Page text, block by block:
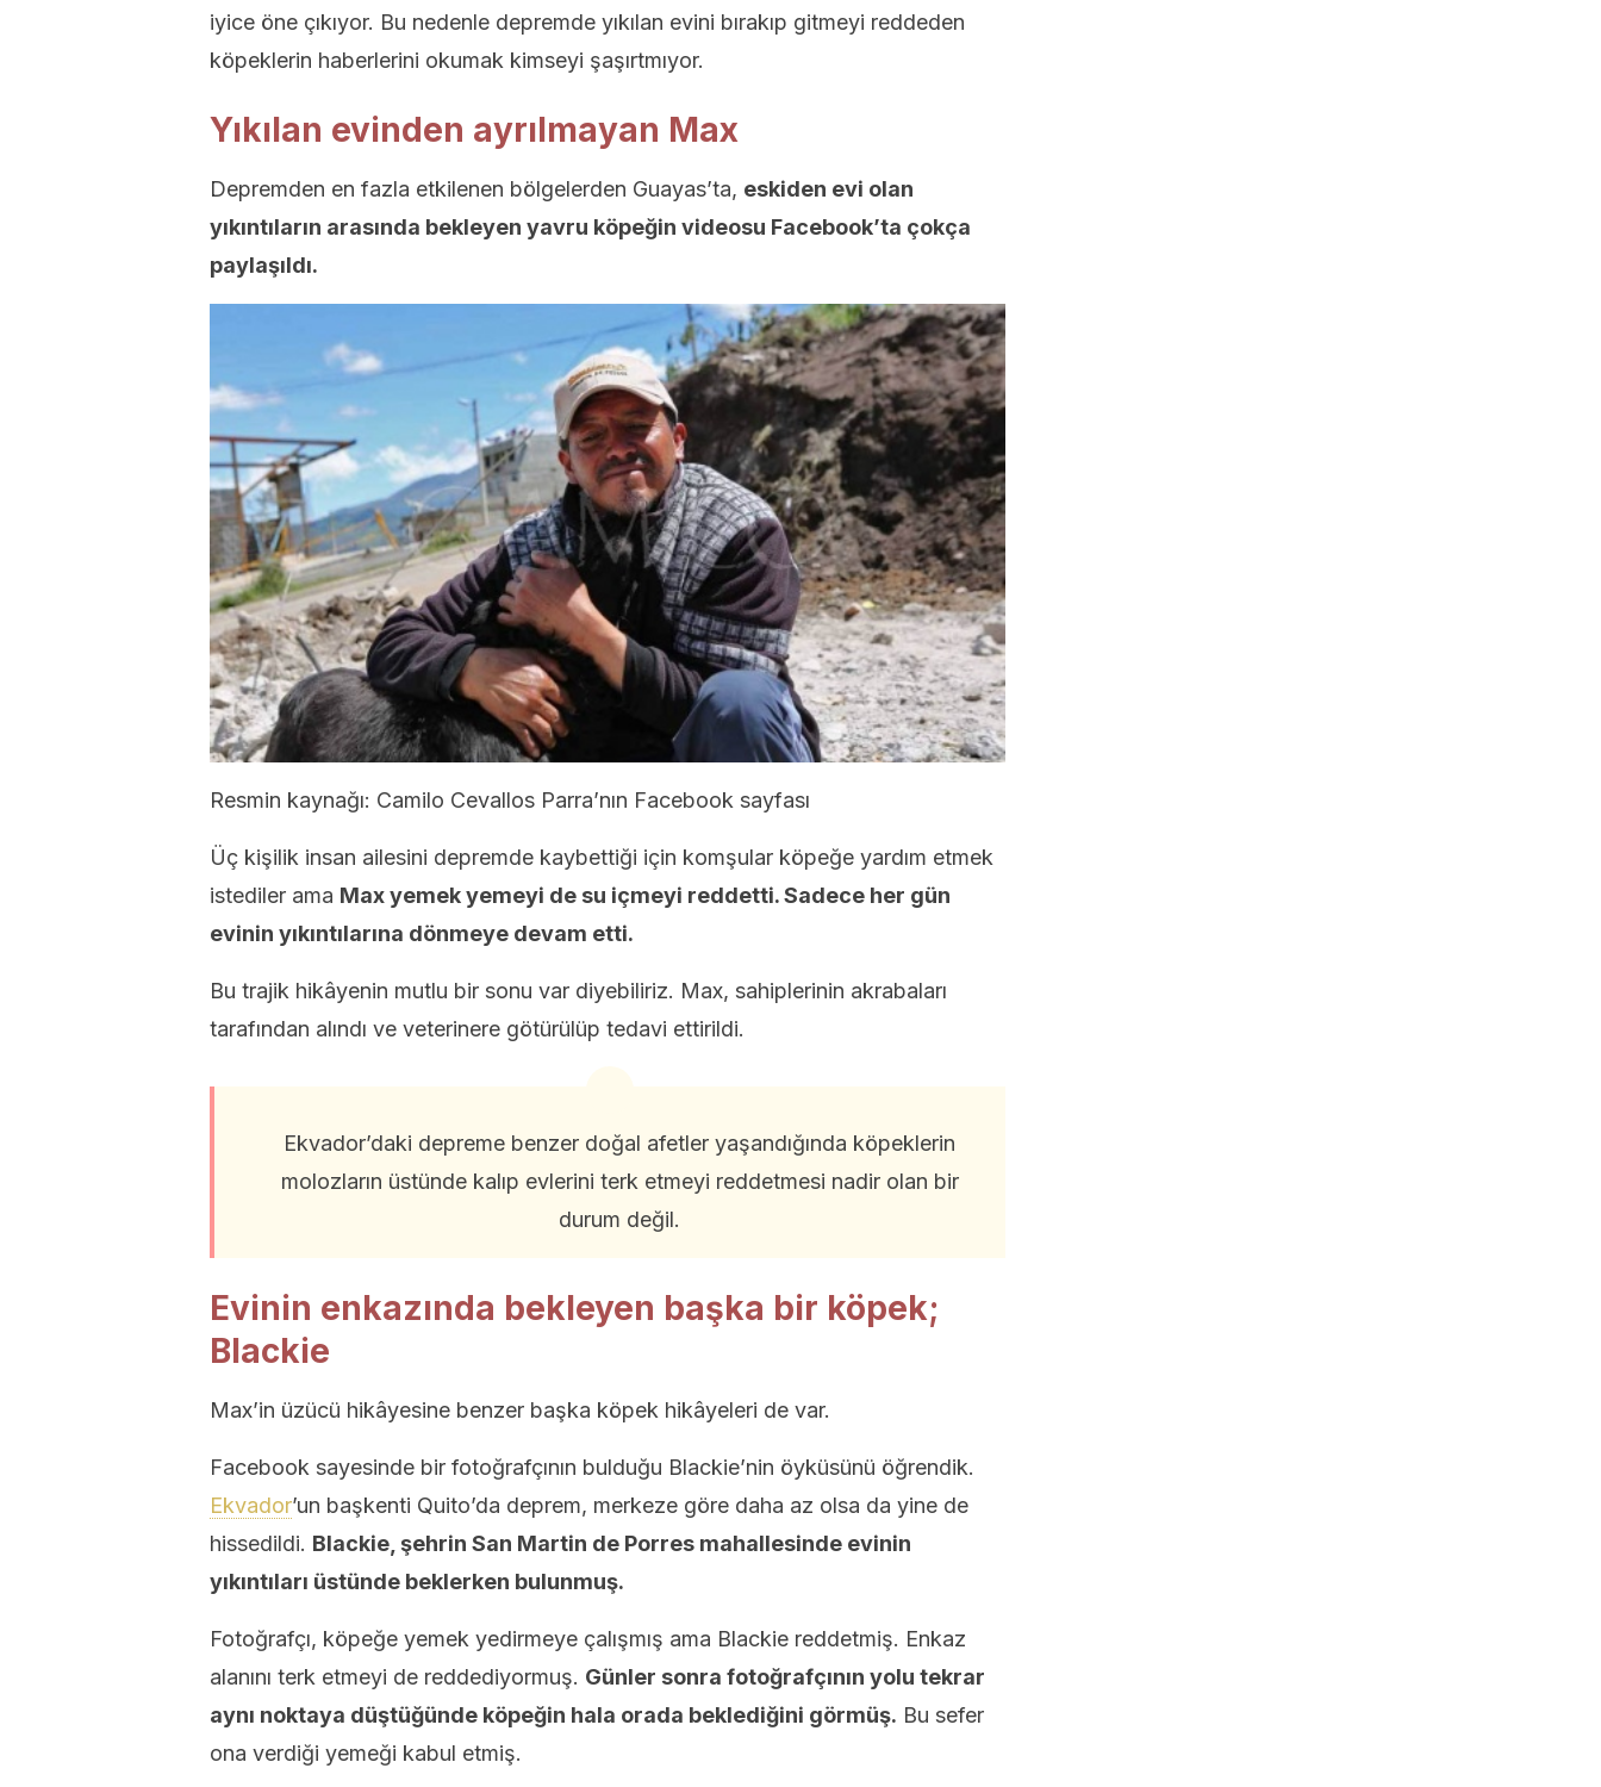
iyice öne çıkıyor. Bu nedenle depremde yıkılan evini bırakıp gitmeyi reddeden
köpeklerin haberlerini okumak kimseyi şaşırtmıyor.
Yıkılan evinden ayrılmayan Max
Depremden en fazla etkilenen bölgelerden Guayas’ta, eskiden evi olan
yıkıntıların arasında bekleyen yavru köpeğin videosu Facebook’ta çokça
paylaşıldı.
Resmin kaynağı: Camilo Cevallos Parra’nın Facebook sayfası
Üç kişilik insan ailesini depremde kaybettiği için komşular köpeğe yardım etmek
istediler ama Max yemek yemeyi de su içmeyi reddetti. Sadece her gün
evinin yıkıntılarına dönmeye devam etti.
Bu trajik hikâyenin mutlu bir sonu var diyebiliriz. Max, sahiplerinin akrabaları
tarafından alındı ve veterinere götürülüp tedavi ettirildi.
Ekvador’daki depreme benzer doğal afetler yaşandığında köpeklerin
molozların üstünde kalıp evlerini terk etmeyi reddetmesi nadir olan bir
durum değil.
Evinin enkazında bekleyen başka bir köpek;
Blackie
Max’in üzücü hikâyesine benzer başka köpek hikâyeleri de var.
Facebook sayesinde bir fotoğrafçının bulduğu Blackie’nin öyküsünü öğrendik.
Ekvador’un başkenti Quito’da deprem, merkeze göre daha az olsa da yine de
hissedildi. Blackie, şehrin San Martin de Porres mahallesinde evinin
yıkıntıları üstünde beklerken bulunmuş.
Fotoğrafçı, köpeğe yemek yedirmeye çalışmış ama Blackie reddetmiş. Enkaz
alanını terk etmeyi de reddediyormuş. Günler sonra fotoğrafçının yolu tekrar
aynı noktaya düştüğünde köpeğin hala orada beklediğini görmüş. Bu sefer
ona verdiği yemeği kabul etmiş.